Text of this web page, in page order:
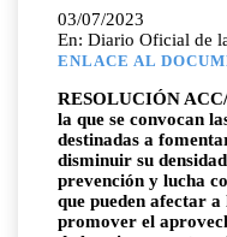
03/07/2023
En: Diario Oficial de
ENLACE AL
RESOLUCIÓN
la que se convocan
destinadas a
disminuir su
prevención y lucha
que pueden afectar a
promover el